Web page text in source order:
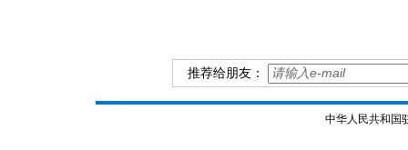
推荐给朋友：
中华人民共和国